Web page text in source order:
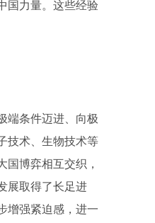
国力量。这些经验
端条件迈进、向极
技术、生物技术等
博弈相互交织，
展取得了长足进
增强紧迫感，进一